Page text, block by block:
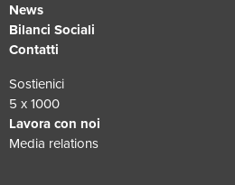
News
Bilanci Sociali
Contatti
Sostienici
5 x 1000
Lavora con noi
Media relations